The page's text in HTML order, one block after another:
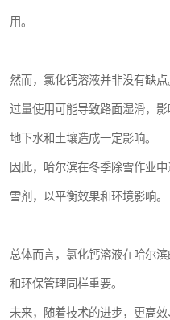
用。
然而，氯化钙溶液并非没有缺点
过量使用可能导致路面湿滑，
地下水和土壤造成一定影响。
因此，哈尔滨在冬季除雪作业
雪剂，以平衡效果和环境影响。
总体而言，氯化钙溶液在哈尔
和环保管理同样重要。
未来，随着技术的进步，更高